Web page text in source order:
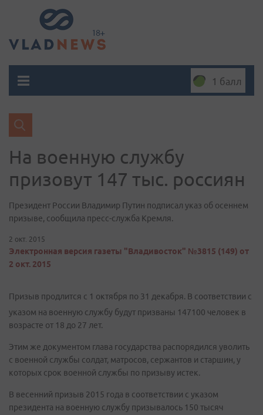
1 балл
На военную службу
призовут 147 тыс. россиян
Президент России Владимир Путин подписал указ об осеннем
призыве, сообщила пресс-служба Кремля.
2 окт. 2015
Электронная версия газеты "Владивосток" №3815 (149) от
2 окт. 2015
Призыв продлится с 1 октября по 31 декабря. В соответствии с
указом на военную службу будут призваны 147100 человек в
возрасте от 18 до 27 лет.
Этим же документом глава государства распорядился уволить
с военной службы солдат, матросов, сержантов и старшин, у
которых срок военной службы по призыву истек.
В весенний призыв 2015 года в соответствии с указом
президента на военную службу призывалось 150 тысяч